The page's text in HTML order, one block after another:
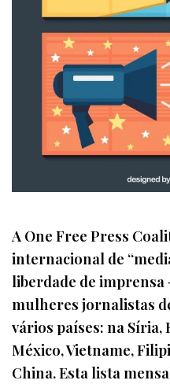
A One Free Press
internacional de
liberdade de
mulheres jornalistas
vários países: na
México, Vietname,
China. Esta lista